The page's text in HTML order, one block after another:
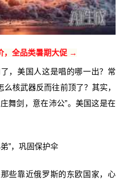
，全品类暑期大促 →
，美国人这是唱的哪一出？常
核武器反而往前顶了？其实，
舞剑，意在沛公”。美国这是在
”，巩固保护伞
些靠近俄罗斯的东欧国家，心